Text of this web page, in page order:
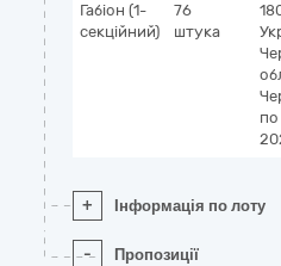
Габіон (1-
секційний)
76
штука
по
+ Інформація по лоту
- Пропозиції